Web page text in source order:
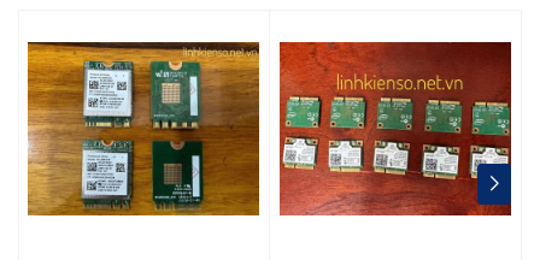
0933.823.693 KD